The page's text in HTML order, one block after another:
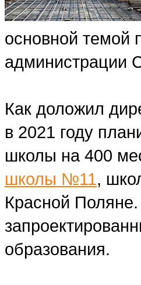
основной темой
администрации
Как доложил
в 2021 году
школы на 400
школы №11,
Красной Поляне.
образования.